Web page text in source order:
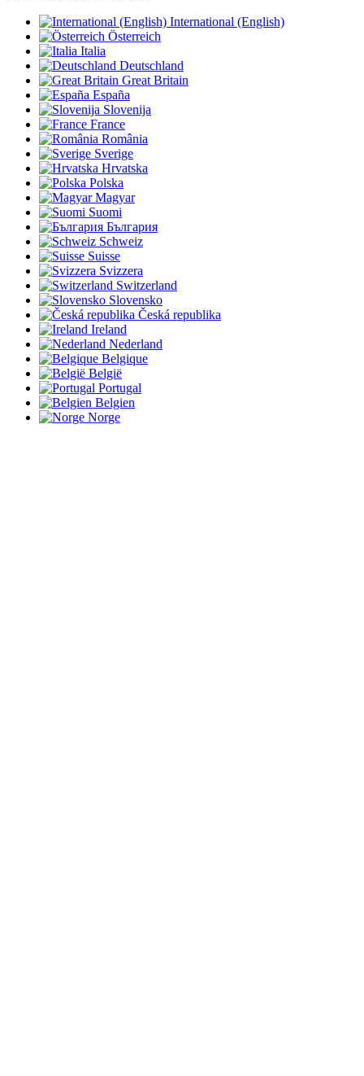
International (English)
Österreich
Italia
Deutschland
Great Britain
España
Slovenija
France
România
Sverige
Hrvatska
Polska
Magyar
Suomi
България
Schweiz
Suisse
Svizzera
Switzerland
Slovensko
Česká republika
Ireland
Nederland
Belgique
België
Portugal
Belgien
Norge